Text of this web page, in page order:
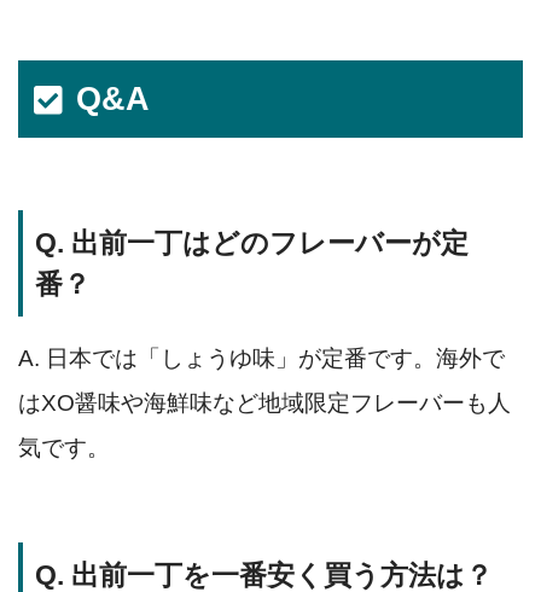
Q&A
Q. 出前一丁はどのフレーバーが定
番？
A. 日本では「しょうゆ味」が定番です。海外で
はXO醤味や海鮮味など地域限定フレーバーも人
気です。
Q. 出前一丁を一番安く買う方法は？